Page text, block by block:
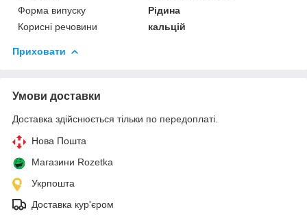
Форма випуску
Рідина
Корисні речовини
кальцій
Приховати
Умови доставки
Доставка здійснюється тільки по передоплаті.
Нова Пошта
Магазини Rozetka
Укрпошта
Доставка кур'єром